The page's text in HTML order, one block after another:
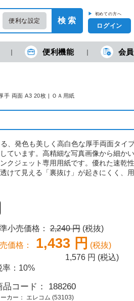
便利な設定 検 索
▶ 初めての方へ
ログイン
現在の金額合計： 円 (税抜) 円(
便利機能 会
手 両面 A3 20枚 | ＯＡ用紙
2,800 円 (税抜)
3,080 円 (税込)
写真用光沢紙 厚手
HQA320
、発色も美しく高白色な厚手両面タイ
ています。高精細な写真画像から細か
クジェット専用用紙です。優れた速乾
けて見える「裏抜け」が起きにくく、
小売価格：2,240 円 (税抜)
価格：
1,433 円 (税抜)
1,576 円 (税込)
： 10%
品コード： 188260
カー： エレコム (53103)